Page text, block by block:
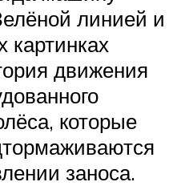
линией и
картинках
движения
которые
заноса.